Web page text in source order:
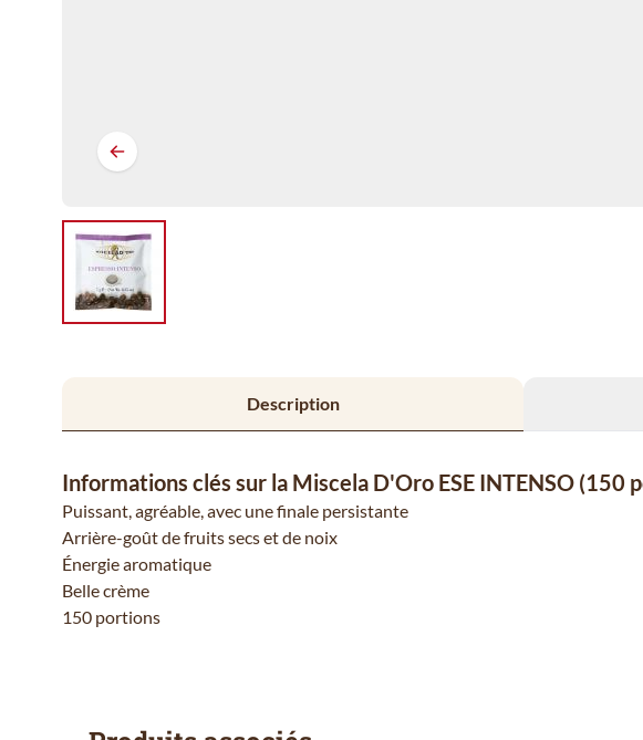
Description
Informations clés sur la Miscela D'Oro ESE INTENSO (150
Puissant, agréable, avec une finale persistante
Arrière-goût de fruits secs et de noix
Énergie aromatique
Belle crème
150 portions